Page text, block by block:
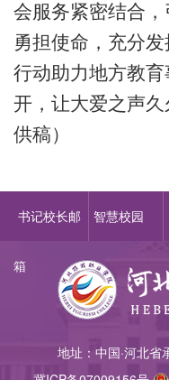
会服务紧密结合，
勇担使命，充分
行动助力地方教
开，让大爱之声久
供稿）
书记校长邮
箱
智慧校园
地址：中国·河北